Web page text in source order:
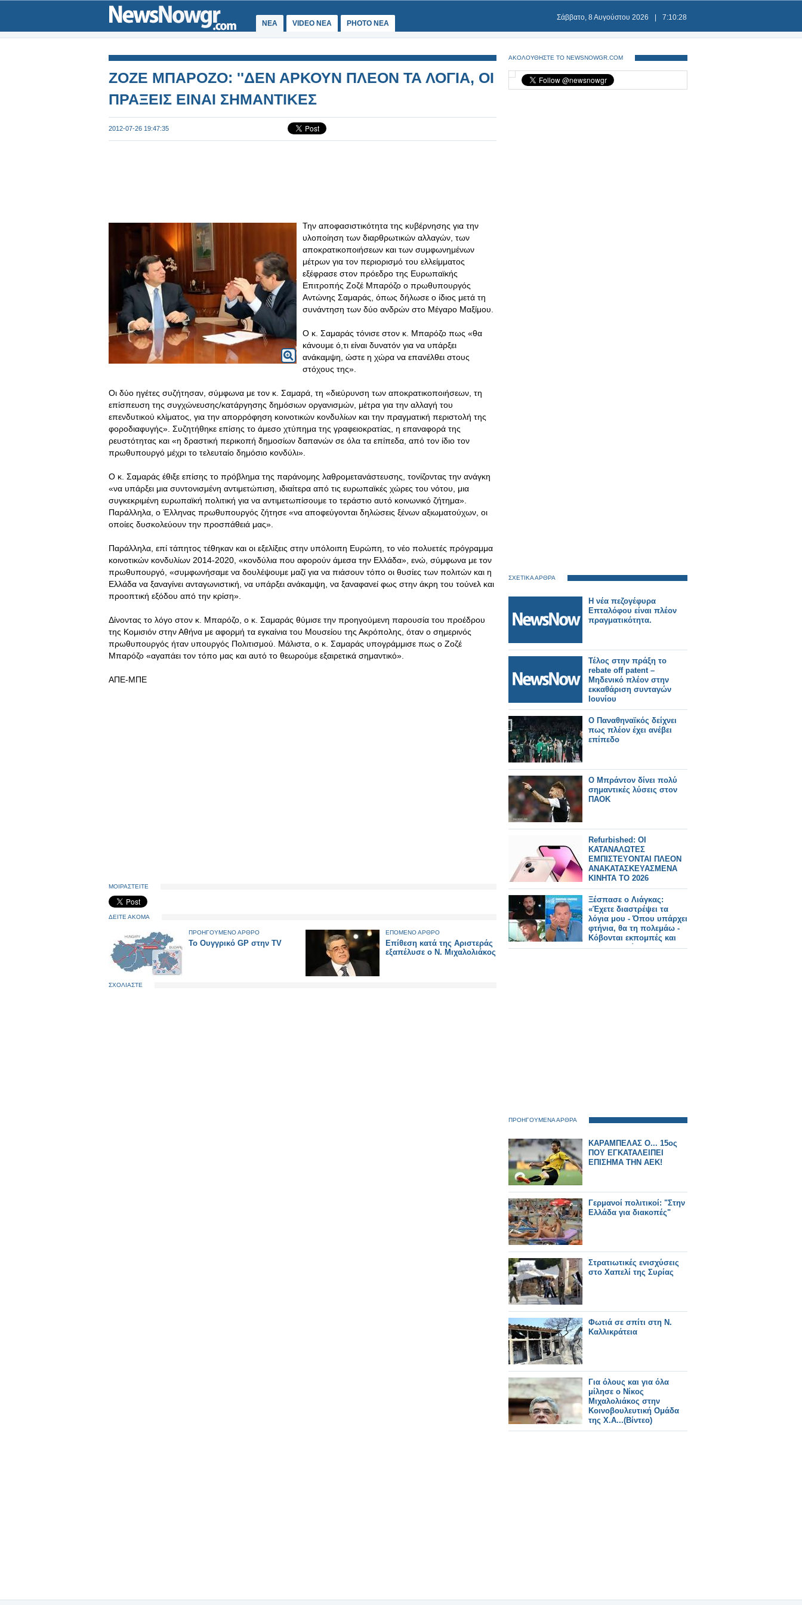
ΝΕΑ VIDEO NEA PHOTO NEA
Σάββατο, 8 Αυγούστου 2026 7:10:29
ΖΟΖΕ ΜΠΑΡΟΖΟ: ''ΔΕΝ ΑΡΚΟΥΝ ΠΛΕΟΝ ΤΑ ΛΟΓΙΑ, ΟΙ
ΠΡΑΞΕΙΣ ΕΙΝΑΙ ΣΗΜΑΝΤΙΚΕΣ
2012-07-26 19:47:35
Την αποφασιστικότητα της κυβέρνησης για την
υλοποίηση των διαρθρωτικών αλλαγών, των
αποκρατικοποιήσεων και των συμφωνημένων
μέτρων για τον περιορισμό του ελλείμματος
εξέφρασε στον πρόεδρο της Ευρωπαϊκής
Επιτροπής Ζοζέ Μπαρόζο ο πρωθυπουργός
Αντώνης Σαμαράς, όπως δήλωσε ο ίδιος μετά τη
συνάντηση των δύο ανδρών στο Μέγαρο Μαξίμου.
Ο κ. Σαμαράς τόνισε στον κ. Μπαρόζο πως «θα
κάνουμε ό,τι είναι δυνατόν για να υπάρξει
ανάκαμψη, ώστε η χώρα να επανέλθει στους
στόχους της».
Οι δύο ηγέτες συζήτησαν, σύμφωνα με τον κ. Σαμαρά, τη «διεύρυνση των αποκρατικοποιήσεων, τη
επίσπευση της συγχώνευσης/κατάργησης δημόσιων οργανισμών, μέτρα για την αλλαγή του
επενδυτικού κλίματος, για την απορρόφηση κοινοτικών κονδυλίων και την πραγματική περιστολή της
φοροδιαφυγής». Συζητήθηκε επίσης το άμεσο χτύπημα της γραφειοκρατίας, η επαναφορά της
ρευστότητας και «η δραστική περικοπή δημοσίων δαπανών σε όλα τα επίπεδα, από τον ίδιο τον
πρωθυπουργό μέχρι το τελευταίο δημόσιο κονδύλι».
Ο κ. Σαμαράς έθιξε επίσης το πρόβλημα της παράνομης λαθρομετανάστευσης, τονίζοντας την ανάγκη
«να υπάρξει μια συντονισμένη αντιμετώπιση, ιδιαίτερα από τις ευρωπαϊκές χώρες του νότου, μια
συγκεκριμένη ευρωπαϊκή πολιτική για να αντιμετωπίσουμε το τεράστιο αυτό κοινωνικό ζήτημα».
Παράλληλα, ο Έλληνας πρωθυπουργός ζήτησε «να αποφεύγονται δηλώσεις ξένων αξιωματούχων, οι
οποίες δυσκολεύουν την προσπάθειά μας».
Παράλληλα, επί τάπητος τέθηκαν και οι εξελίξεις στην υπόλοιπη Ευρώπη, το νέο πολυετές πρόγραμμα
κοινοτικών κονδυλίων 2014-2020, «κονδύλια που αφορούν άμεσα την Ελλάδα», ενώ, σύμφωνα με τον
πρωθυπουργό, «συμφωνήσαμε να δουλέψουμε μαζί για να πιάσουν τόπο οι θυσίες των πολιτών και η
Ελλάδα να ξαναγίνει ανταγωνιστική, να υπάρξει ανάκαμψη, να ξαναφανεί φως στην άκρη του τούνελ και
προοπτική εξόδου από την κρίση».
Δίνοντας το λόγο στον κ. Μπαρόζο, ο κ. Σαμαράς θύμισε την προηγούμενη παρουσία του προέδρου
της Κομισιόν στην Αθήνα με αφορμή τα εγκαίνια του Μουσείου της Ακρόπολης, όταν ο σημερινός
πρωθυπουργός ήταν υπουργός Πολιτισμού. Μάλιστα, ο κ. Σαμαράς υπογράμμισε πως ο Ζοζέ
Μπαρόζο «αγαπάει τον τόπο μας και αυτό το θεωρούμε εξαιρετικά σημαντικό».
ΑΠΕ-ΜΠΕ
ΜΟΙΡΑΣΤΕΙΤΕ
ΔΕΙΤΕ ΑΚΟΜΑ
ΠΡΟΗΓΟΥΜΕΝΟ ΑΡΘΡΟ
Το Ουγγρικό GP στην TV
ΕΠΟΜΕΝΟ ΑΡΘΡΟ
Επίθεση κατά της Αριστεράς
εξαπέλυσε ο Ν. Μιχαλολιάκος
ΣΧΟΛΙΑΣΤΕ
ΑΚΟΛΟΥΘΗΣΤΕ ΤΟ NEWSNOWGR.COM
ΣΧΕΤΙΚΑ ΑΡΘΡΑ
Η νέα πεζογέφυρα
Επταλόφου είναι πλέον
πραγματικότητα.
Τέλος στην πράξη το
rebate off patent –
Μηδενικό πλέον στην
εκκαθάριση συνταγών
Ιουνίου
Ο Παναθηναϊκός δείχνει
πως πλέον έχει ανέβει
επίπεδο
Ο Μπράντον δίνει πολύ
σημαντικές λύσεις στον
ΠΑΟΚ
Refurbished: ΟΙ
ΚΑΤΑΝΑΛΩΤΕΣ
ΕΜΠΙΣΤΕΥΟΝΤΑΙ ΠΛΕΟΝ
ΑΝΑΚΑΤΑΣΚΕΥΑΣΜΕΝΑ
ΚΙΝΗΤΑ ΤΟ 2026
Ξέσπασε ο Λιάγκας:
«Έχετε διαστρέψει τα
λόγια μου - Όπου υπάρχει
φτήνια, θα τη πολεμάω -
Κόβονται εκπομπές και
δεν αντικαθίστανται
ΠΡΟΗΓΟΥΜΕΝΑ ΑΡΘΡΑ
ΚΑΡΑΜΠΕΛΑΣ Ο... 15ος
ΠΟΥ ΕΓΚΑΤΑΛΕΙΠΕΙ
ΕΠΙΣΗΜΑ ΤΗΝ ΑΕΚ!
Γερμανοί πολιτικοί: "Στην
Ελλάδα για διακοπές"
Στρατιωτικές ενισχύσεις
στο Χαπελί της Συρίας
Φωτιά σε σπίτι στη Ν.
Καλλικράτεια
Για όλους και για όλα
μίλησε ο Νίκος
Μιχαλολιάκος στην
Κοινοβουλευτική Ομάδα
της Χ.Α...(Βίντεο)